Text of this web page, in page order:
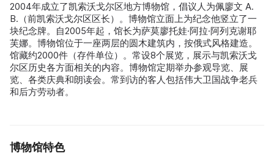
2004年成立了凯索沃戈尔区地方博物馆，倡议人为佩廖文 A.
В.（前凯索沃戈尔区区长）。博物馆立面上为纪念他竖立了一
块纪念牌。自2005年起，馆长为萨莫廖托娃·阿拉·阿列克谢耶
芙娜。博物馆位于一座两层的圆木建筑内，按俄式风格建造。
馆藏约2000件（存件单位）。常设8个展览，展示与凯索沃戈
尔区历史各方面相关的内容。博物馆定期举办参观导览、展
览、各类庆典和朗读会。常到访的客人包括伟大卫国战争老兵
和后方劳动者。
博物馆特色